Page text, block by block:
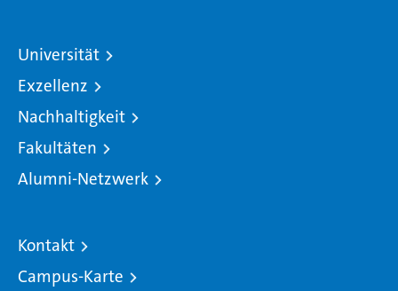
Universität
Exzellenz
Nachhaltigkeit
Fakultäten
Alumni-Netzwerk
Kontakt
Campus-Karte